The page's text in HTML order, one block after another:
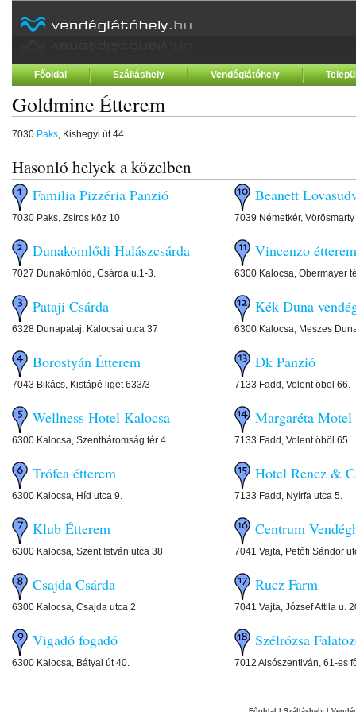
Főoldal Szálláshely Vendéglátóhely
Goldmine Étterem
7030 Paks, Kishegyi út 44
Hasonló helyek a közelben
Familia Pizzéria Panzió
7030 Paks, Zsíros köz 10
Dunakömlődi Halászcsárda
7027 Dunakömlőd, Csárda u.1-3.
Pataji Csárda
6328 Dunapataj, Kalocsai utca 37
Borostyán Étterem
7043 Bikács, Kistápé liget 633/3
Wellness Hotel Kalocsa
6300 Kalocsa, Szentháromság tér 4.
Trófea étterem
6300 Kalocsa, Híd utca 9.
Klub Étterem
6300 Kalocsa, Szent István utca 38
Csajda Csárda
6300 Kalocsa, Csajda utca 2
Vigadó fogadó
6300 Kalocsa, Bátyai út 40.
Beanett
7039 Németkér,
Vincenzo étterem
6300 Kalocsa, Obermayer
Kék Duna
6300 Kalocsa, Meszes
Dk Panzió
7133 Fadd, Volent öböl 66.
Margaréta Motel
7133 Fadd, Volent öböl 65.
Hotel Rencz &
7133 Fadd, Nyírfa utca 5.
Centrum
7041 Vajta, Petőfi Sándor
Rucz Farm
7041 Vajta, József Attila u.
Szélrózsa
7012 Alsószentiván, 61-es